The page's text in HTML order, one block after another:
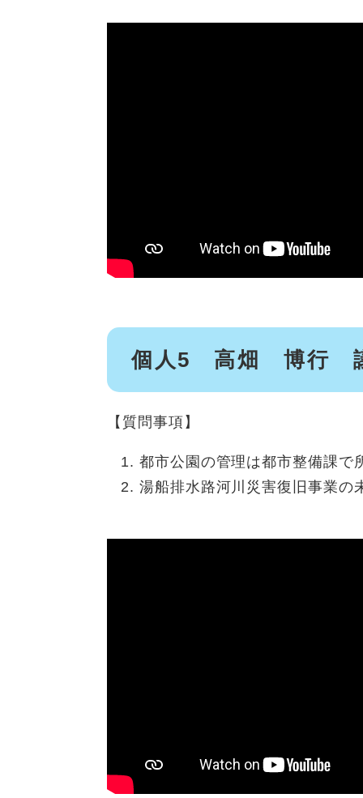
個人5 高畑 博行
【質問事項】
都市公園の管理は都市整備課で
湯船排水路河川災害復旧事業の